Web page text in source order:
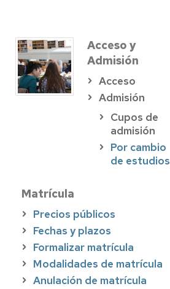
Acceso y
Admisión
Acceso
Admisión
Cupos de
admisión
Por cambio
de estudios
Matrícula
Precios públicos
Fechas y plazos
Formalizar matrícula
Modalidades de matrícula
Anulación de matrícula